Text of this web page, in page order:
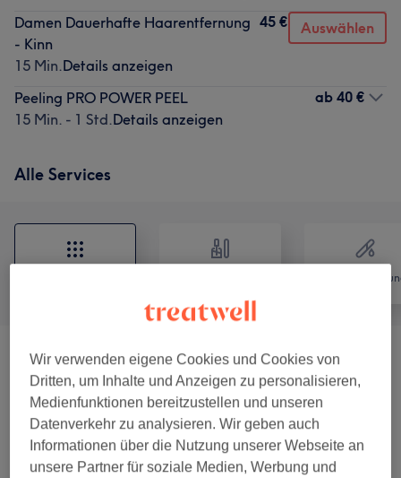
Damen Dauerhafte Haarentfernung
- Kinn
15 Min.Details anzeigen
45 € Auswählen
Peeling PRO POWER PEEL
15 Min. - 1 Std.Details anzeigen
ab 40 €
Alle Services
Apparative Kosmetik (3 ) ab 99 €
Gesichtsbehandlungen (8) ab 40 €
Ultraschall Behandlungen (1) ab 30 €
Wir verwenden eigene Cookies und Cookies von
Dritten, um Inhalte und Anzeigen zu personalisieren,
Medienfunktionen bereitzustellen und unseren
Datenverkehr zu analysieren. Wir geben auch
Informationen über die Nutzung unserer Webseite an
unsere Partner für soziale Medien, Werbung und